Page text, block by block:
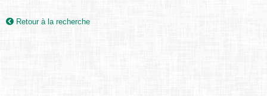
Retour à la recherche